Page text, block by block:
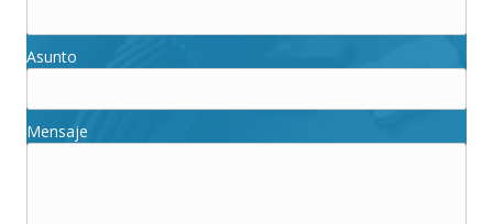
Asunto
Mensaje